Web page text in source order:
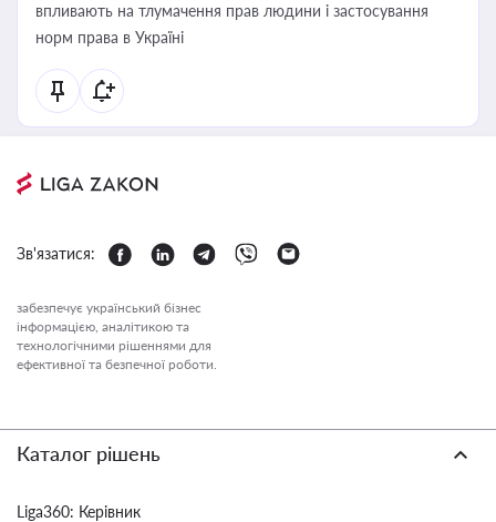
впливають на тлумачення прав людини і застосування
норм права в Україні
Зв'язатися:
забезпечує український бізнес
інформацією, аналітикою та
технологічними рішеннями для
ефективної та безпечної роботи.
Каталог рішень
Liga360: Керівник